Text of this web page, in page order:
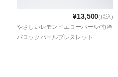
¥13,500(税込)
やさしいレモンイエローパール/南洋
バロックパールブレスレット